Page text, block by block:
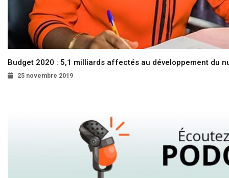
Budget 2020 : 5,1 milliards affectés au développement du
25 novembre 2019